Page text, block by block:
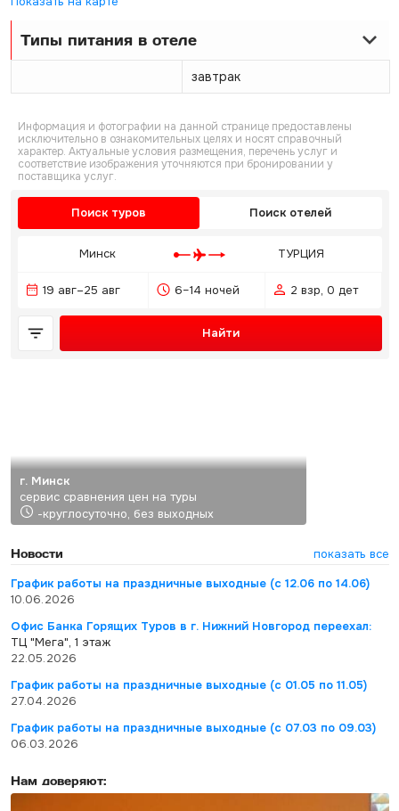
Типы питания в отеле
завтрак
Информация и фотографии на данной странице предоставлены
исключительно в ознакомительных целях и носят справочный
характер. Актуальные условия размещения, перечень услуг и
соответствие изображения уточняются при бронировании у
поставщика услуг.
Поиск туров Поиск отелей
Минск ТУРЦИЯ
19 авг–25 авг 6–14 ночей 2 взр, 0 дет
Найти
г. Минск
сервис сравнения цен на туры
-круглосуточно, без выходных
Новости
показать все
График работы на праздничные выходные (с 12.06 по 14.06)
10.06.2026
Офис Банка Горящих Туров в г. Нижний Новгород переехал:
ТЦ "Мега", 1 этаж
22.05.2026
График работы на праздничные выходные (с 01.05 по 11.05)
27.04.2026
График работы на праздничные выходные (с 07.03 по 09.03)
06.03.2026
Нам доверяют: